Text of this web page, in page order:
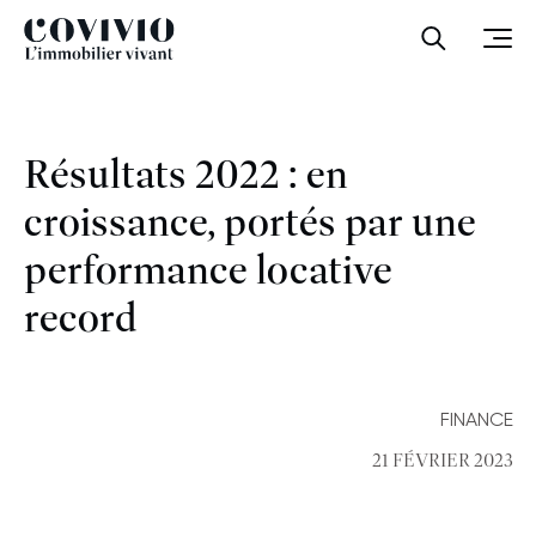
Covivio Ouvrir la
Résultats 2022 : en
croissance, portés par une
performance locative
record
FINANCE
21 FÉVRIER 2023